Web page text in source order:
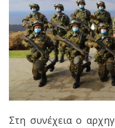
Στη συνέχεια ο